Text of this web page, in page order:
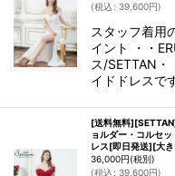
(税込: 39,600円)
スタッフ着用
イント ・・
ス/SETTAN・
イドドレスで
[送料無料
ョルダー・コルセ
レス[即日発送][大
36,000円(税別)
(税込: 39,600円)